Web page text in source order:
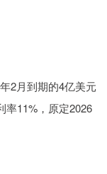
2月到期的4亿美元
率11%，原定2026